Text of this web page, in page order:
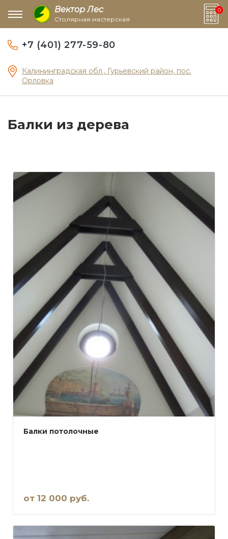
+7 (401) 277-59-80
Калининградская обл., Гурьевский район, пос.
Орловка
Вектор Лес
Столярная мастерская
0
Балки из дерева
Балки потолочные
от 12 000 руб.